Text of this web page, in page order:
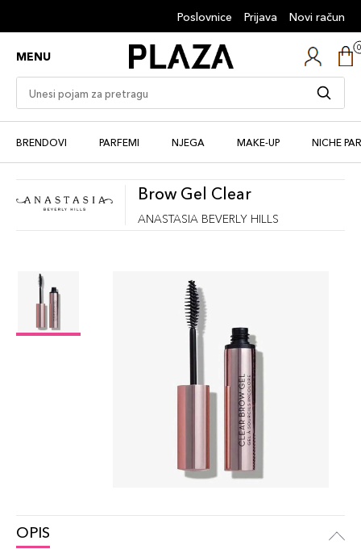
Poslovnice Prijava Novi račun
MENU
BRENDOVI PARFEMI NJEGA MAKE-UP NICHE
Brow Gel Clear
ANASTASIA BEVERLY HILLS
OPIS